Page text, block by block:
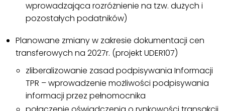
wprowadzająca rozróżnienie na tzw. dużych i
pozostałych podatników)
Planowane zmiany w zakresie dokumentacji cen
transferowych na 2027r. (projekt UDER107)
zliberalizowanie zasad podpisywania Informacji
TPR – wprowadzenie możliwości podpisywania
informacji przez pełnomocnika